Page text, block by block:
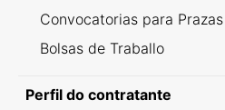
Convocatorias para
Bolsas de Traballo
Perfil do contratante